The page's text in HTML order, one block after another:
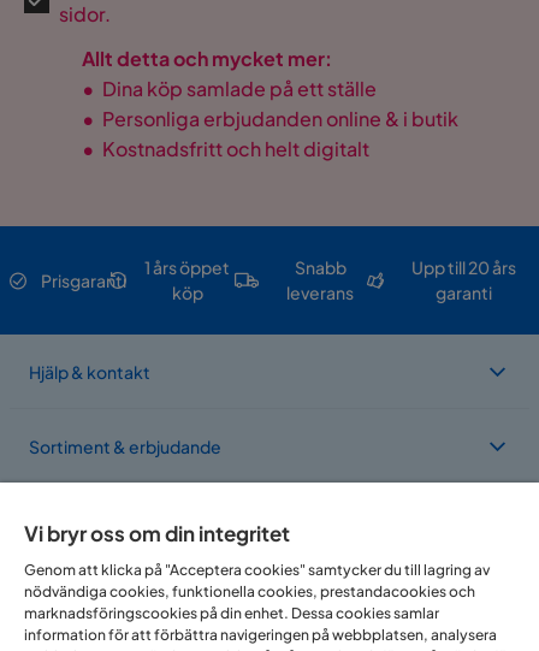
sidor.
Allt detta och mycket mer:
• Dina köp samlade på ett ställe
• Personliga erbjudanden online & i butik
• Kostnadsfritt och helt digitalt
Prisgaranti
1 års öppet
köp
Snabb
leverans
Upp till 20 års
garanti
Hjälp & kontakt
Sortiment & erbjudande
Om Trademax
Vi finns i flera länder
Vi bryr oss om din integritet
Genom att klicka på "Acceptera cookies" samtycker du till lagring av
nödvändiga cookies, funktionella cookies, prestandacookies och
marknadsföringscookies på din enhet. Dessa cookies samlar
information för att förbättra navigeringen på webbplatsen, analysera